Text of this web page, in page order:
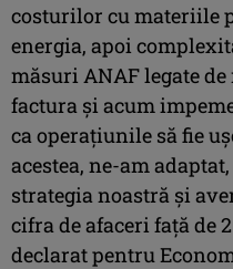
costurilor cu materiile
energia, apoi
măsuri ANAF legate
factura și acum
ca operațiunile să fie
acestea, ne-am
strategia noastră și
cifra de afaceri față de
declarat pentru